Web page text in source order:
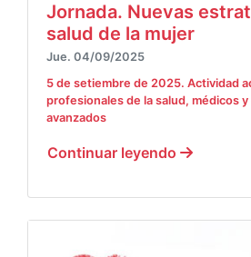
Jornada. Nuevas
salud de la mujer
Jue. 04/09/2025
5 de setiembre de 2025. Actividad
profesionales de la salud, médicos
avanzados
Continuar leyendo